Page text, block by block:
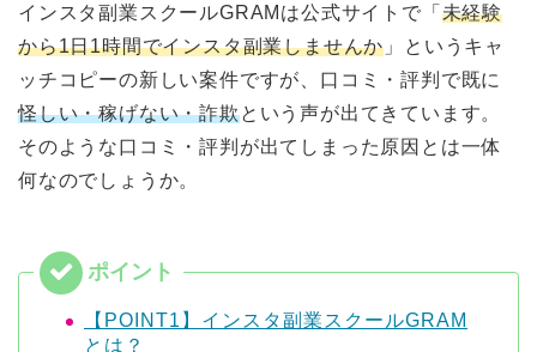
インスタ副業スクールGRAMは公式サイトで「 未経験
から1日1時間でインスタ副業しませんか 」というキャ
ッチコピーの新しい案件ですが、口コミ・評判で既に
怪しい・稼げない・詐欺という声が出てきています。
そのような口コミ・評判が出てしまった原因とは一体
何なのでしょうか。
【POINT1】インスタ副業スクールGRAM
とは？